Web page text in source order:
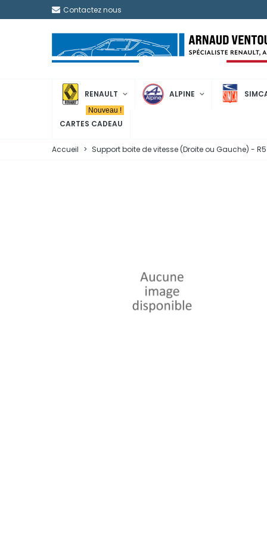
Contactez nous
RENAULT ALPINE
CARTES CADEAU
Nouveau !
Accueil > Support boite de vitesse (Droite ou Gauche) -